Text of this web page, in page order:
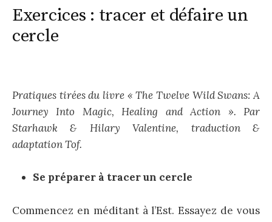
Exercices : tracer et défaire un
cercle
Pratiques tirées du livre « The Twelve Wild Swans: A
Journey Into Magic, Healing and Action ». Par
Starhawk & Hilary Valentine, traduction &
adaptation Tof.
Se préparer à tracer un cercle
Commencez en méditant à l’Est. Essayez de vous